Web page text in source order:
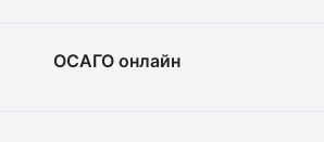
ОСАГО онлайн